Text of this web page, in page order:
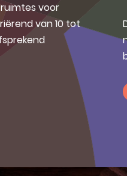
voor
van 10 tot